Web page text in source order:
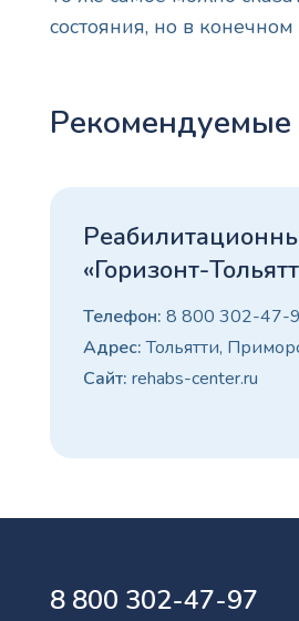
состояния, но в
Рекомендуемые
«Горизонт-
Телефон: 8 800 302-47-
Адрес:Тольятти,
Сайт: rehabs-center.ru
8 800 302-47-97